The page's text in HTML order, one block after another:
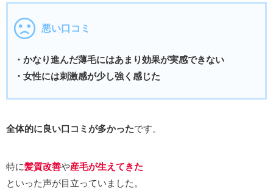
悪い口コミ
・かなり進んだ薄毛にはあまり効果が実感できない
・女性には刺激感が少し強く感じた
全体的に良い口コミが多かったです。
特に髪質改善や産毛が生えてきた
といった声が目立っていました。